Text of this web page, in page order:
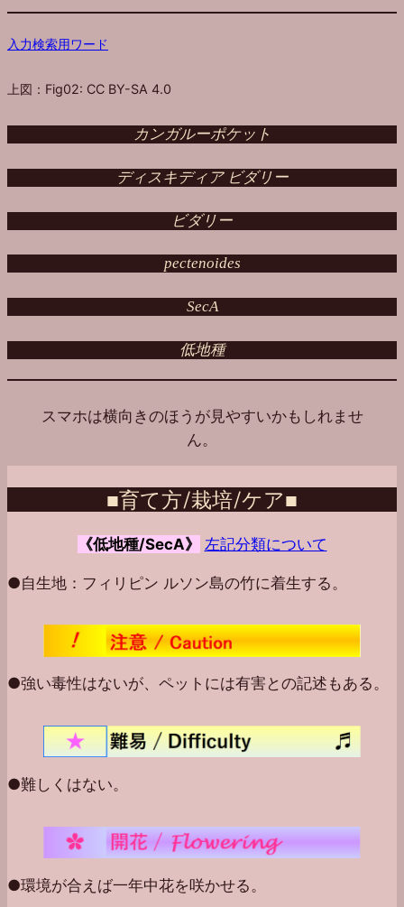
入力検索用ワード
上図：Fig02: CC BY-SA 4.0
カンガルーポケット
ディスキディア ビダリー
ビダリー
pectenoides
SecA
低地種
スマホは横向きのほうが見やすいかもしれませ
ん。
■育て方/栽培/ケア■
《低地種/SecA》 左記分類について
●自生地：フィリピン ルソン島の竹に着生する。
●強い毒性はないが、ペットには有害との記述もある。
●難しくはない。
●環境が合えば一年中花を咲かせる。